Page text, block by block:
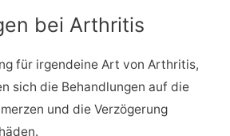
bei Arthritis
für irgendeine Art von Arthritis,
sich die Behandlungen auf die
und die Verzögerung